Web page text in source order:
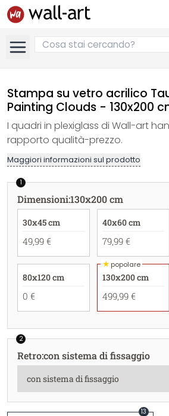
Stampa su vetro acrilico
Painting Clouds - 130x200
I quadri in plexiglass di Wall-art
rapporto qualità-prezzo.
Maggiori informazioni sul prodotto
1
Dimensioni:130x200 cm
30x45 cm
49,99 €
40x60 cm
79,99 €
80x120 cm
0 €
★popolare
130x200 cm
499,99 €
2
Retro:con sistema di fissaggio
13